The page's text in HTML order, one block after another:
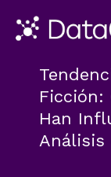
Ficción:
Han
Análisis